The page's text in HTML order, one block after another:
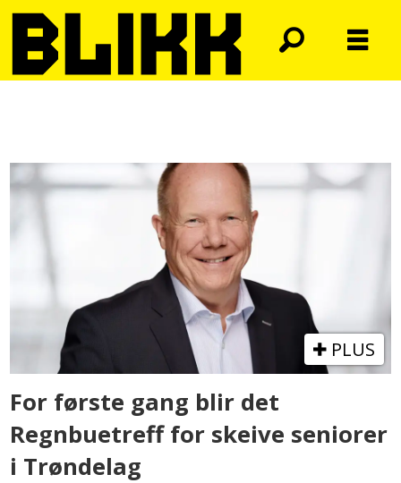
eldre
PLUS
For første gang blir det
Regnbuetreff for skeive seniorer
i Trøndelag